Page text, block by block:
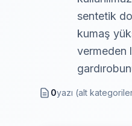
sentetik
kumaş
vermeden
0yazı (alt